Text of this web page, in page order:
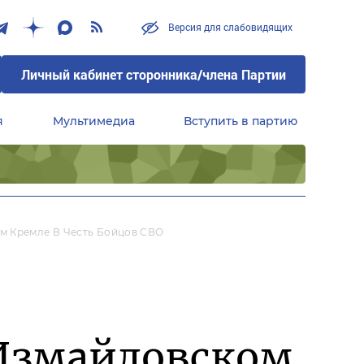
Версия для слабовидящих
Личный кабинет сторонника/члена Партии
Мультимедиа Вступить в партию
Кремле В Честь Бойцов СВО